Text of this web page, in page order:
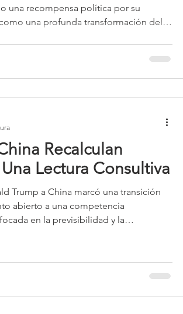
una recompensa política por su
una profunda transformación del
Recalculan
Lectura Consultiva
Trump a China marcó una transición
abierto a una competencia
en la previsibilidad y la
estratégica”, priorizando la
de límites manejables. Para Pekín, el